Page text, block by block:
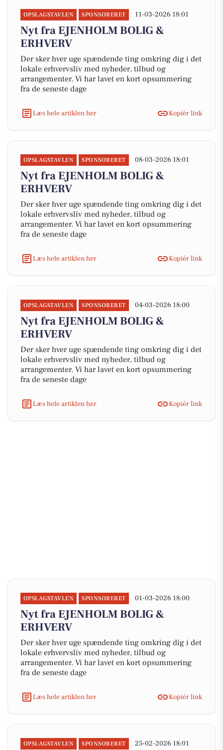
OPSLAGSTAVLEN SPONSORERET 11-03-2026 18:01
Nyt fra EJENHOLM BOLIG &
ERHVERV
Der sker hver uge spændende ting omkring dig i det
lokale erhvervsliv med nyheder, tilbud og
arrangementer. Vi har lavet en kort opsummering
fra de seneste dage
Læs hele artiklen her Kopiér link
OPSLAGSTAVLEN SPONSORERET 08-03-2026 18:01
Nyt fra EJENHOLM BOLIG &
ERHVERV
Der sker hver uge spændende ting omkring dig i det
lokale erhvervsliv med nyheder, tilbud og
arrangementer. Vi har lavet en kort opsummering
fra de seneste dage
Læs hele artiklen her Kopiér link
OPSLAGSTAVLEN SPONSORERET 04-03-2026 18:00
Nyt fra EJENHOLM BOLIG &
ERHVERV
Der sker hver uge spændende ting omkring dig i det
lokale erhvervsliv med nyheder, tilbud og
arrangementer. Vi har lavet en kort opsummering
fra de seneste dage
Læs hele artiklen her Kopiér link
OPSLAGSTAVLEN SPONSORERET 01-03-2026 18:00
Nyt fra EJENHOLM BOLIG &
ERHVERV
Der sker hver uge spændende ting omkring dig i det
lokale erhvervsliv med nyheder, tilbud og
arrangementer. Vi har lavet en kort opsummering
fra de seneste dage
Læs hele artiklen her Kopiér link
OPSLAGSTAVLEN SPONSORERET 25-02-2026 18:01